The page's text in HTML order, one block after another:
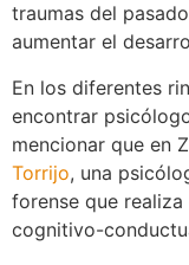
traumas del
aumentar el
En los diferentes
encontrar
mencionar que en
Torrijo, una
forense que
cognitivo-